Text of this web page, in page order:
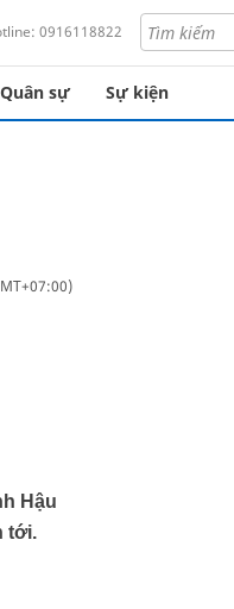
0916118822
Quân sự Sự kiện
Hậu
tới.